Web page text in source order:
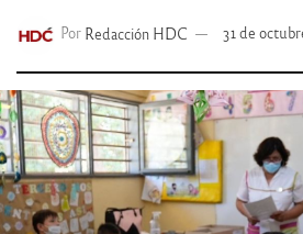
Por Redacción HDC 31 de